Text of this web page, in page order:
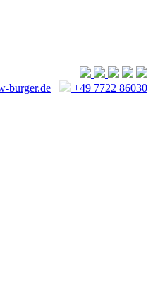
burger.de +49 7722 86030